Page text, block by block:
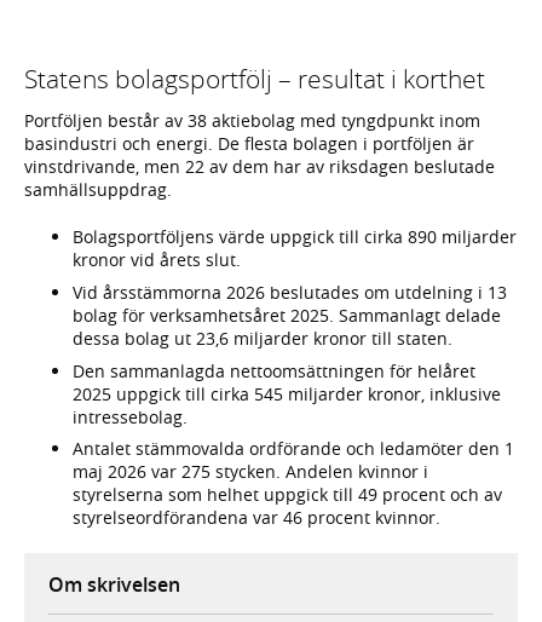
Statens bolagsportfölj – resultat i korthet
Portföljen består av 38 aktiebolag med tyngdpunkt inom
basindustri och energi. De flesta bolagen i portföljen är
vinstdrivande, men 22 av dem har av riksdagen beslutade
samhällsuppdrag.
Bolagsportföljens värde uppgick till cirka 890 miljarder
kronor vid årets slut.
Vid årsstämmorna 2026 beslutades om utdelning i 13
bolag för verksamhetsåret 2025. Sammanlagt delade
dessa bolag ut 23,6 miljarder kronor till staten.
Den sammanlagda nettoomsättningen för helåret
2025 uppgick till cirka 545 miljarder kronor, inklusive
intressebolag.
Antalet stämmovalda ordförande och ledamöter den 1
maj 2026 var 275 stycken. Andelen kvinnor i
styrelserna som helhet uppgick till 49 procent och av
styrelseordförandena var 46 procent kvinnor.
Om skrivelsen